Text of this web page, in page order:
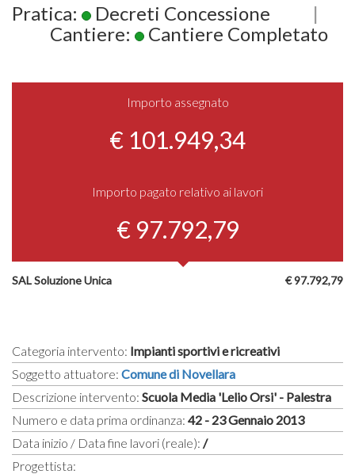
Pratica: Decreti Concessione
|
Cantiere:
Cantiere Completato
Importo assegnato
€ 101.949,34
Importo pagato relativo ai lavori
€ 97.792,79
€ 97.792,79
SAL Soluzione Unica
Categoria intervento: Impianti sportivi e ricreativi
Soggetto attuatore: Comune di Novellara
Descrizione intervento: Scuola Media 'Lelio Orsi' - Palestra
Numero e data prima ordinanza: 42 - 23 Gennaio 2013
Data inizio / Data fine lavori (reale): /
Progettista: